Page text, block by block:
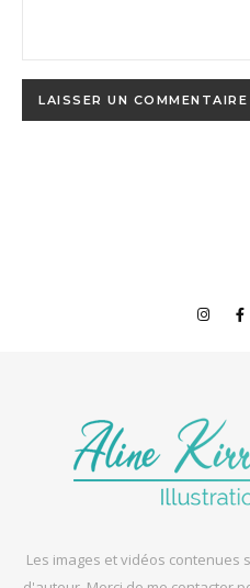
Les images et vidéos contenues